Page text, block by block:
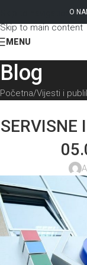
Skip to navigation
Skip to main content
O
MENU
Blog
Početna Vijesti i
SERVISNE